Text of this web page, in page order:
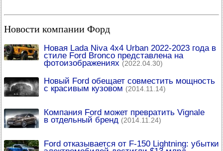
Новости компании Форд
Новая Lada Niva 4x4 Urban 2022-2023 года в
стиле Ford Bronco представлена на
фотоизображениях (2022.04.30)
Новый Ford обещает совместить мощность
с красивым кузовом (2014.11.14)
Компания Ford может превратить Vignale
в отдельный бренд (2014.11.24)
Ford отказывается от F-150 Lightning: убытки